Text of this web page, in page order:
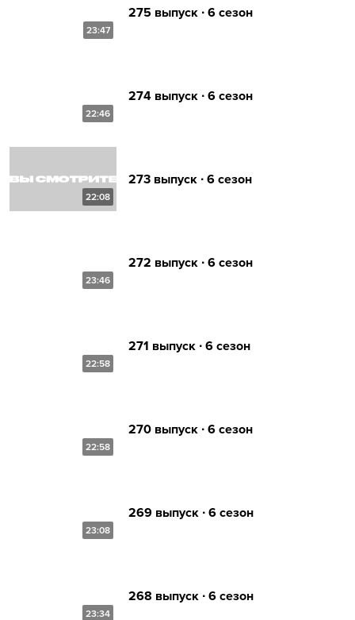
23:47
275 выпуск ∙ 6 сезон
22:46
274 выпуск ∙ 6 сезон
22:08
273 выпуск ∙ 6 сезон
23:46
272 выпуск ∙ 6 сезон
22:58
271 выпуск ∙ 6 сезон
22:58
270 выпуск ∙ 6 сезон
23:08
269 выпуск ∙ 6 сезон
23:34
268 выпуск ∙ 6 сезон